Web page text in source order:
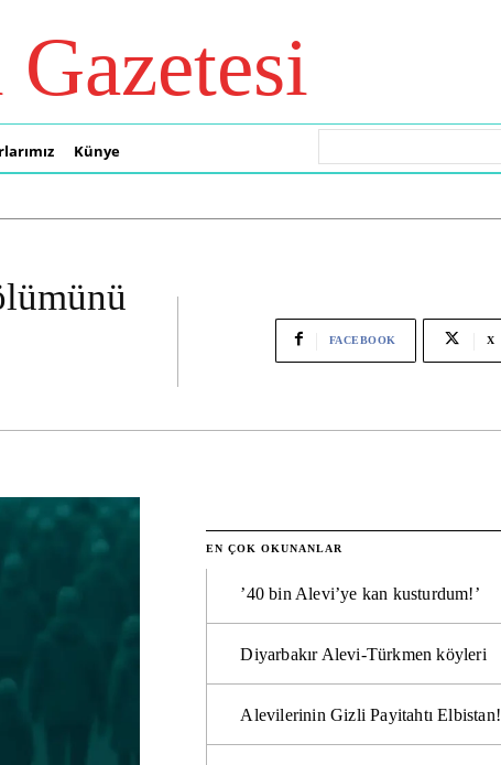
Künye
FACEBOOK X
EN ÇOK OKUNANLAR
’40 bin Alevi’ye kan kusturdum!’
Diyarbakır Alevi-Türkmen köyleri
Alevilerinin Gizli Payitahtı Elbistan!